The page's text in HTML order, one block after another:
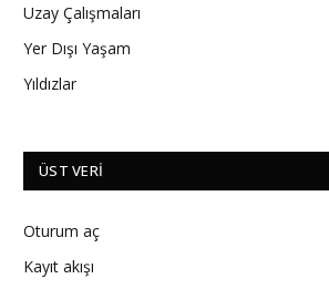
Uzay Çalışmaları
Yer Dışı Yaşam
Yıldızlar
ÜST VERI
Oturum aç
Kayıt akışı